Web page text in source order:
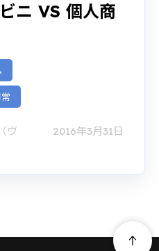
ニ VS 個人商
ヴ
2016年3月31日